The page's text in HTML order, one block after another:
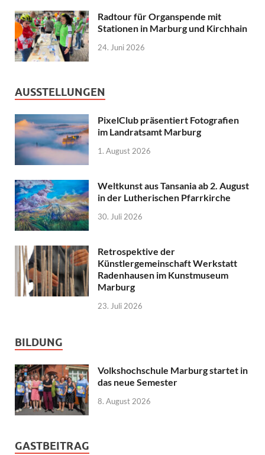
Radtour für Organspende mit
Stationen in Marburg und Kirchhain
24. Juni 2026
AUSSTELLUNGEN
PixelClub präsentiert Fotografien
im Landratsamt Marburg
1. August 2026
Weltkunst aus Tansania ab 2. August
in der Lutherischen Pfarrkirche
30. Juli 2026
Retrospektive der
Künstlergemeinschaft Werkstatt
Radenhausen im Kunstmuseum
Marburg
23. Juli 2026
BILDUNG
Volkshochschule Marburg startet in
das neue Semester
8. August 2026
GASTBEITRAG